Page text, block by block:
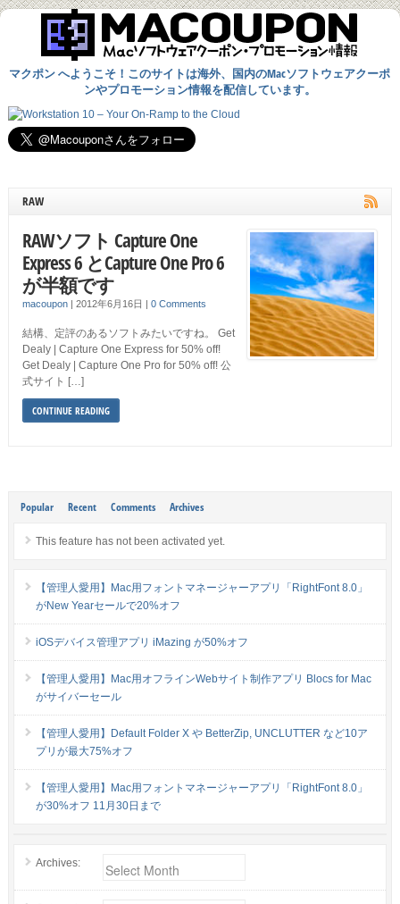
マクポン へようこそ！このサイトは海外、国内のMacソフトウェアクーポ
ンやプロモーション情報を配信しています。
RAW
RAWソフト Capture One
Express 6 とCapture One Pro 6
が半額です
macoupon| 2012年6月16日 | 0 Comments
結構、定評のあるソフトみたいですね。 Get
Dealy | Capture One Express for 50% off!
Get Dealy | Capture One Pro for 50% off! 公
式サイト […]
CONTINUE READING
Popular Recent Comments Archives
This feature has not been activated yet.
【管理人愛用】Mac用フォントマネージャーアプリ「RightFont 8.0」
がNew Yearセールで20%オフ
iOSデバイス管理アプリ iMazing が50%オフ
【管理人愛用】Mac用オフラインWebサイト制作アプリ Blocs for Mac
がサイバーセール
【管理人愛用】Default Folder X や BetterZip, UNCLUTTER など10ア
プリが最大75%オフ
【管理人愛用】Mac用フォントマネージャーアプリ「RightFont 8.0」
が30%オフ 11月30日まで
Archives: